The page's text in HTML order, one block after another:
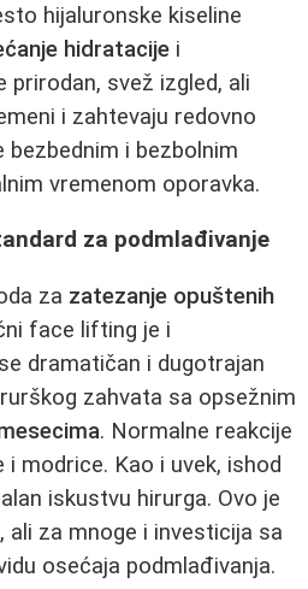
hijaluronske kiseline
hidratacije i
prirodan, svež izgled, ali
i zahtevaju redovno
bezbednim i bezbolnim
vremenom oporavka.
za podmlađivanje
za zatezanje opuštenih
face lifting je i
dramatičan i dugotrajan
zahvata sa opsežnim
. Normalne reakcije
modrice. Kao i uvek, ishod
iskustvu hirurga. Ovo je
ali za mnoge i investicija sa
osećaja podmlađivanja.